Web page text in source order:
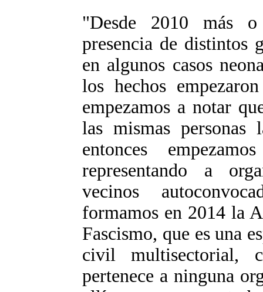
"Desde 2010 más
presencia de distintos
en algunos casos
los hechos
empezamos a notar
las mismas
entonces
representando a
vecinos
formamos en 2014 la
Fascismo, que es una
civil multisectorial,
pertenece a ninguna